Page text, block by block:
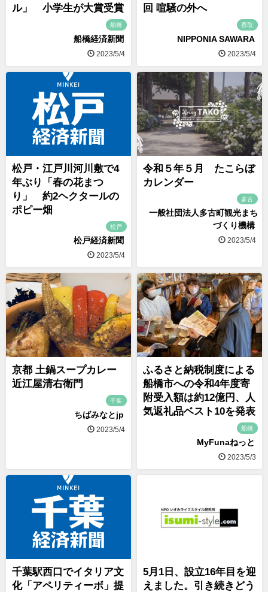
ル」 小学生が大賞受賞
船橋
船橋経済新聞
2023/5/4
回 喧騒の外へ
香取
NIPPONIA SAWARA
2023/5/4
松戸・江戸川河川敷で4
年ぶり「春の花まつ
り」 約2ヘクタールの
ポピー畑
松戸
松戸経済新聞
2023/5/4
令和５年５月 たこらぼ
カレンダー
多古
一般社団法人多古町観光まち
づくり機構
2023/5/4
京都 土鍋スープカレー
近江屋清右衛門
千葉
ちばみなとjp
2023/5/4
ふるさと納税制度による
船橋市への令和4年度寄
附受入額は約12億円、人
気返礼品ベスト10を発表
船橋
MyFunaねっと
2023/5/3
千葉駅西口でイタリア文
化「アペリティーボ」提
5月1日、設立16年目を迎
えました。引き続きどう